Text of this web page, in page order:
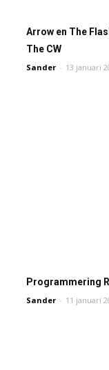
Arrow en The
The CW
Sander - 13 januari
Programmering
Sander - 11 januari